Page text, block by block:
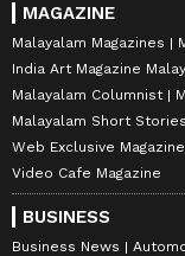
MAGAZINE
Malayalam Magazines
India Art Magazine
Malayalam Columnist
Malayalam Short Stories
Web Exclusive Magazine
Video Cafe Magazine
BUSINESS
Business News